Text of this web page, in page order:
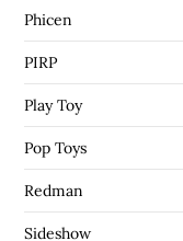
Phicen
PIRP
Play Toy
Pop Toys
Redman
Sideshow